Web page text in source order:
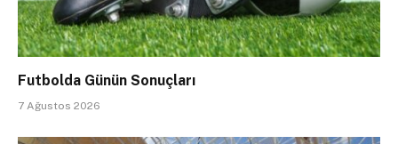
Futbolda Günün Sonuçları
7 Ağustos 2026